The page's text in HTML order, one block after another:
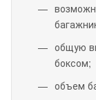
общую
боксом;
объем